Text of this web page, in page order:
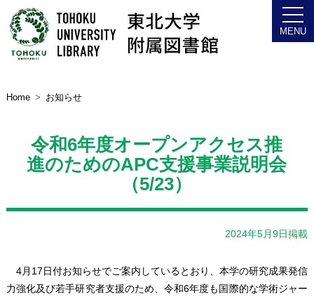
Home お知らせ
令和6年度オープンアクセス推
進のためのAPC支援事業説明会
（5/23）
2024年5月9日掲載
4月17日付お知らせでご案内しているとおり、本学の研究成果発信
力強化及び若手研究者支援のため、令和6年度も国際的な学術ジャー